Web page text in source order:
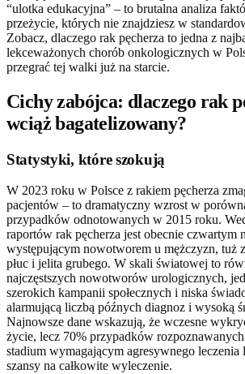
“ulotka edukacyjna” – to brutalna analiza
przeżycie, których nie znajdziesz w
Zobacz, dlaczego rak pęcherza to jedna z
lekceważonych chorób onkologicznych w
przegrać tej walki już na starcie.
Cichy zabójca: dlaczego rak
wciąż bagatelizowany?
Statystyki, które szokują
W 2023 roku w Polsce z rakiem pęcherza
pacjentów – to dramatyczny wzrost w
przypadków odnotowanych w 2015 roku.
raportów rak pęcherza jest obecnie czwartym
występującym nowotworem u mężczyzn, tuż
płuc i jelita grubego. W skali światowej to
najczęstszych nowotworów urologicznych,
szerokich kampanii społecznych i niska
alarmującą liczbą późnych diagnoz i wysoką
Najnowsze dane wskazują, że wczesne
życie, lecz 70% przypadków
stadium wymagającym agresywnego leczenia
szansy na całkowite wyleczenie.